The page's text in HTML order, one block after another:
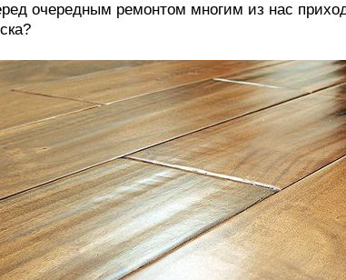
очередным ремонтом многим из нас